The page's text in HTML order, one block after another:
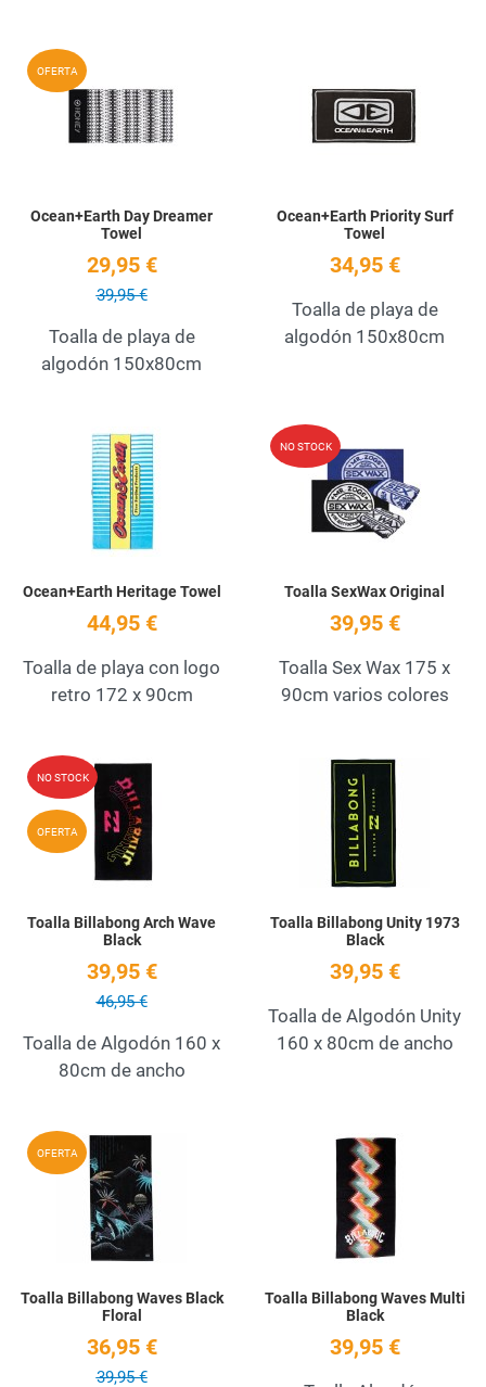
OFERTA
Quick View
Ocean+Earth Day Dreamer
Towel
29,95 €
39,95 €
Toalla de playa de
algodón 150x80cm
Ocean+Earth Priority Surf
Towel
34,95 €
Toalla de playa de
algodón 150x80cm
Add to Wishlist
Quick View
Ocean+Earth Heritage Towel
44,95 €
Toalla de playa con logo
retro 172 x 90cm
NO STOCK
Toalla SexWax Original
39,95 €
Toalla Sex Wax 175 x
90cm varios colores
NO STOCK
OFERTA
Add to Wishlist
Toalla Billabong Arch Wave
Black
39,95 €
46,95 €
Toalla de Algodón 160 x
80cm de ancho
Toalla Billabong Unity 1973
Black
39,95 €
Toalla de Algodón Unity
160 x 80cm de ancho
OFERTA Add to Wishlist
Toalla Billabong Waves Black
Floral
36,95 €
39,95 €
Toalla Billabong Waves Multi
Black
39,95 €